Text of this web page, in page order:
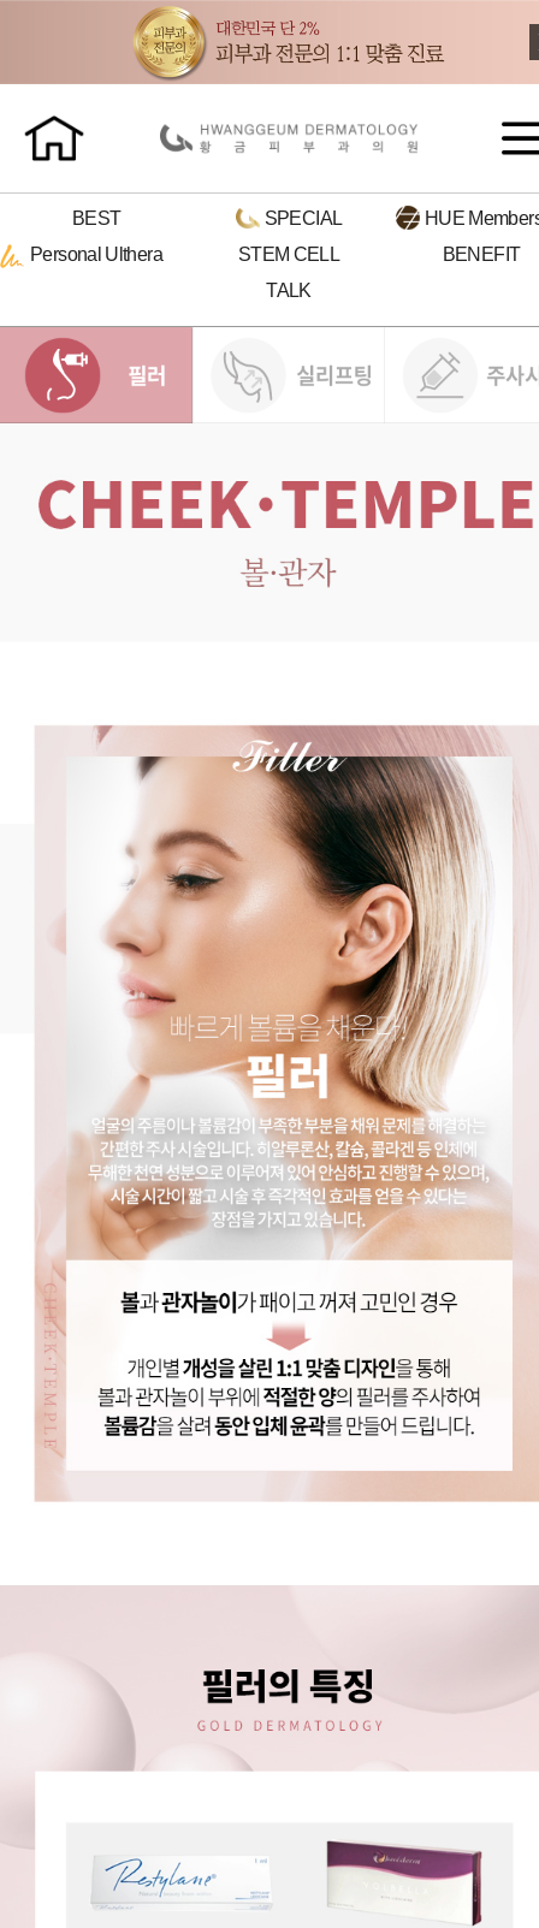
BEST SPECIAL HUE
Personal Ulthera STEM CELL
BENEFIT
TALK